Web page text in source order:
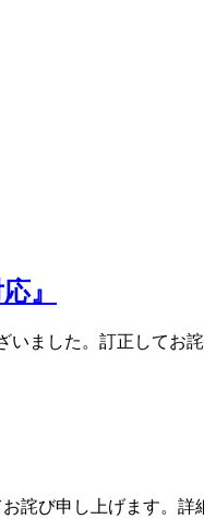
』
いました。訂正してお
詫び申し上げます。